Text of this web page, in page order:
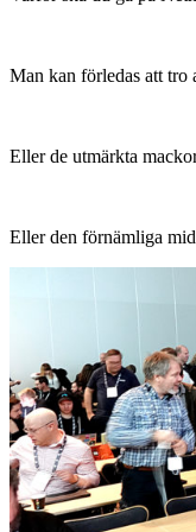
Man kan förledas att tro
Eller de utmärkta
Eller den förnämliga